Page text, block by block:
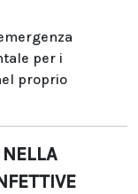
per i
proprio